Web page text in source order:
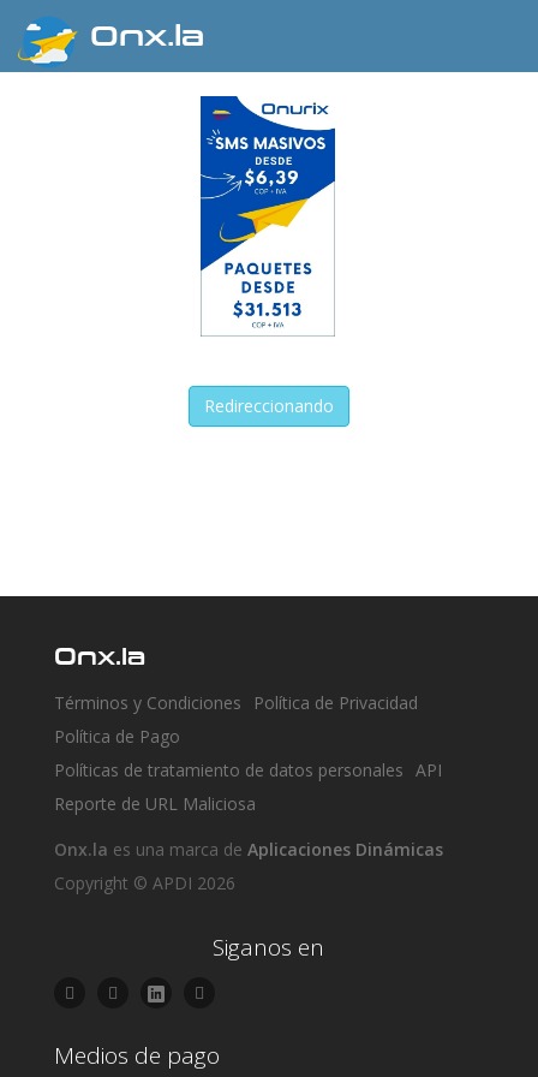
Onx.la
Redireccionando
Onx.la
Términos y Condiciones
Política de Privacidad
Política de Pago
Políticas de tratamiento de datos personales API
Reporte de URL Maliciosa
Onx.la es una marca de Aplicaciones Dinámicas
Copyright © APDI 2026
Siganos en
Medios de pago